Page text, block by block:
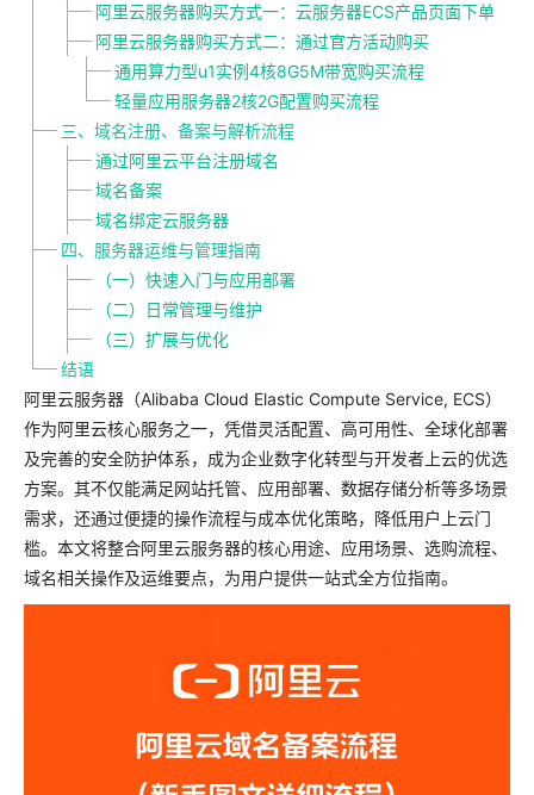
阿里云服务器购买方式一：云服务器ECS产品页面下单
阿里云服务器购买方式二：通过官方活动购买
通用算力型u1实例4核8G5M带宽购买流程
轻量应用服务器2核2G配置购买流程
三、域名注册、备案与解析流程
通过阿里云平台注册域名
域名备案
域名绑定云服务器
四、服务器运维与管理指南
（一）快速入门与应用部署
（二）日常管理与维护
（三）扩展与优化
结语
阿里云服务器（Alibaba Cloud Elastic Compute Service, ECS）
作为阿里云核心服务之一，凭借灵活配置、高可用性、全球化部署
及完善的安全防护体系，成为企业数字化转型与开发者上云的优选
方案。其不仅能满足网站托管、应用部署、数据存储分析等多场景
需求，还通过便捷的操作流程与成本优化策略，降低用户上云门
槛。本文将整合阿里云服务器的核心用途、应用场景、选购流程、
域名相关操作及运维要点，为用户提供一站式全方位指南。